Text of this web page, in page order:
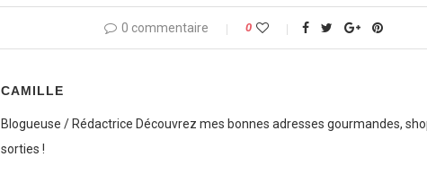
0 commentaire 0
CAMILLE
Blogueuse / Rédactrice Découvrez mes bonnes adresses gourmandes,
sorties !